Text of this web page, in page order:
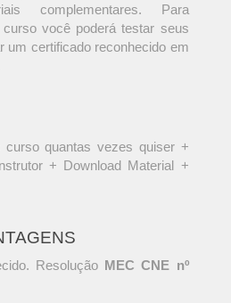
complementares. Para
você poderá testar seus
um certificado reconhecido em
quantas vezes quiser +
+ Download Material +
Resolução MEC CNE nº